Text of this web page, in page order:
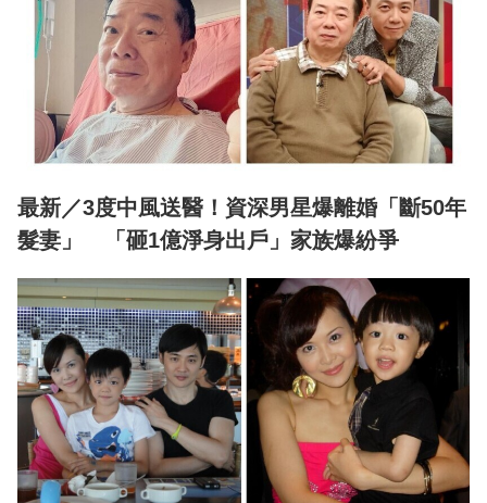
最新／3度中風送醫！資深男星爆離婚「斷50年
髮妻」 「砸1億淨身出戶」家族爆紛爭